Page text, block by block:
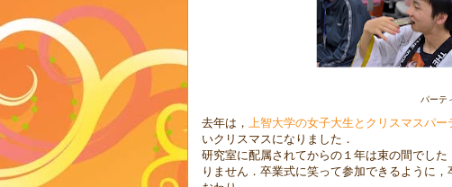
パーテ
去年は， 上智大学の女子大生とクリスマスパー
いクリスマスになりました．
研究室に配属されてからの１年は束の間でし
りません．卒業式に笑って参加できるように，